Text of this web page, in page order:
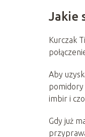
Jakie
Kurczak
Aby
pomidory
imbir i
Gdy już